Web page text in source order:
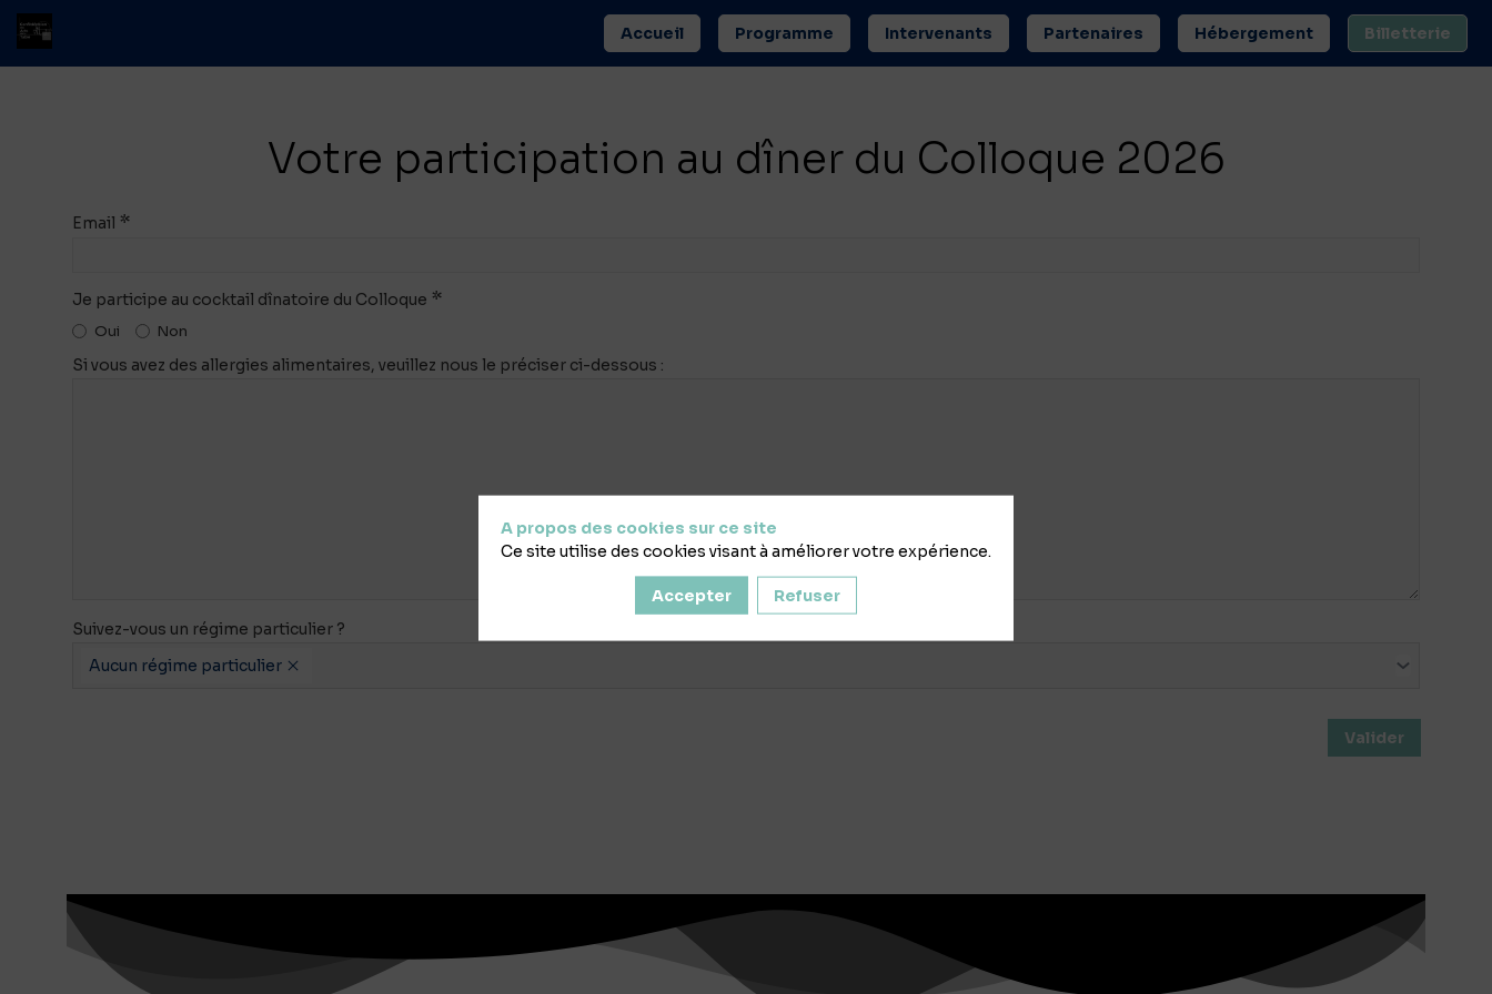
Accueil Programme Intervenants Partenaires Hébergement Billetterie
Votre participation au dîner du Colloque 2026
Email *
Je participe au cocktail dînatoire du Colloque *
Oui Non
Si vous avez des allergies alimentaires, veuillez nous le préciser ci-dessous :
Suivez-vous un régime particulier ?
Aucun régime particulier
Valider
A propos des cookies sur ce site
Ce site utilise des cookies visant à améliorer votre expérience.
Accepter Refuser